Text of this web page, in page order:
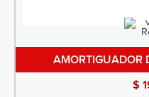
AMORTIGUADOR
$